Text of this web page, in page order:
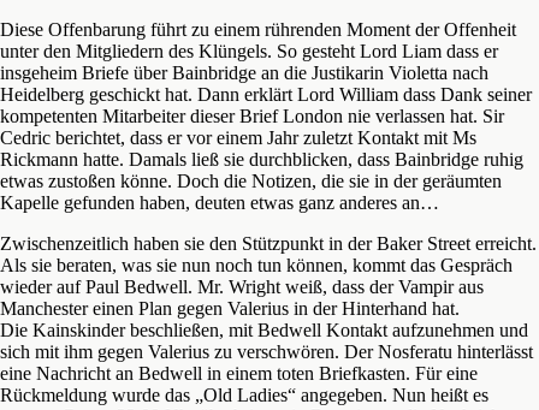
Diese Offenbarung führt zu einem rührenden Moment der Offenheit
unter den Mitgliedern des Klüngels. So gesteht Lord Liam dass er
insgeheim Briefe über Bainbridge an die Justikarin Violetta nach
Heidelberg geschickt hat. Dann erklärt Lord William dass Dank seiner
kompetenten Mitarbeiter dieser Brief London nie verlassen hat. Sir
Cedric berichtet, dass er vor einem Jahr zuletzt Kontakt mit Ms
Rickmann hatte. Damals ließ sie durchblicken, dass Bainbridge ruhig
etwas zustoßen könne. Doch die Notizen, die sie in der geräumten
Kapelle gefunden haben, deuten etwas ganz anderes an…
Zwischenzeitlich haben sie den Stützpunkt in der Baker Street erreicht.
Als sie beraten, was sie nun noch tun können, kommt das Gespräch
wieder auf Paul Bedwell. Mr. Wright weiß, dass der Vampir aus
Manchester einen Plan gegen Valerius in der Hinterhand hat.
Die Kainskinder beschließen, mit Bedwell Kontakt aufzunehmen und
sich mit ihm gegen Valerius zu verschwören. Der Nosferatu hinterlässt
eine Nachricht an Bedwell in einem toten Briefkasten. Für eine
Rückmeldung wurde das „Old Ladies“ angegeben. Nun heißt es